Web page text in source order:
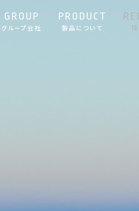
GROUP
グループ会社
PRODUCT
製品について